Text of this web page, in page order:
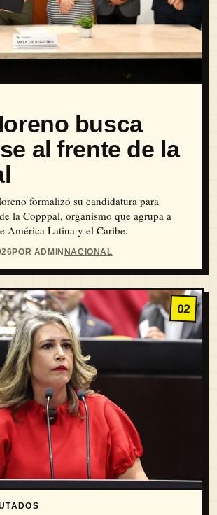
busca
al frente de la
formalizó su candidatura para
la Copppal, organismo que agrupa a
América Latina y el Caribe.
POR ADMIN NACIONAL
02